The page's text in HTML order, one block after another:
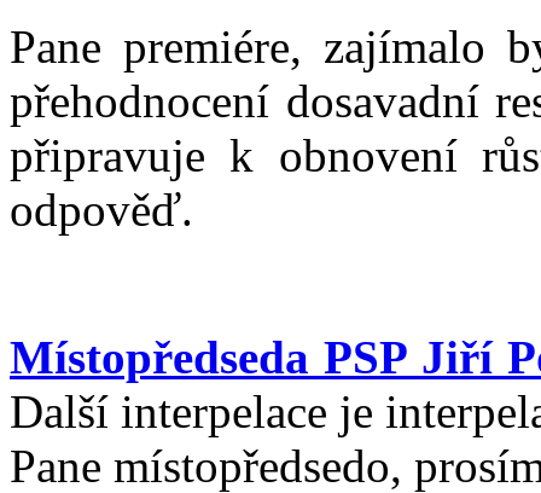
Pane premiére, zajímalo
přehodnocení dosavadní
připravuje k obnovení
odpověď.
Místopředseda PSP Jiří
Další interpelace je
Pane místopředsedo,